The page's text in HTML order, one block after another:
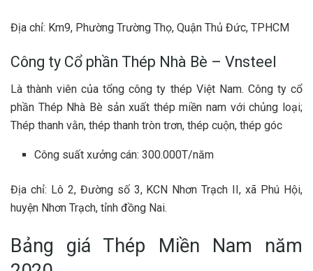
Địa chỉ: Km9, Phường Trường Thọ, Quận Thủ Đức, TPHCM
Công ty Cổ phần Thép Nhà Bè – Vnsteel
Là thành viên của tổng công ty thép Việt Nam. Công ty cổ
phần Thép Nhà Bè sản xuất thép miền nam với chủng loại;
Thép thanh vằn, thép thanh tròn trơn, thép cuộn, thép góc
Công suất xưởng cán: 300.000T/năm
Địa chỉ: Lô 2, Đường số 3, KCN Nhơn Trạch II, xã Phú Hội,
huyện Nhơn Trạch, tỉnh đồng Nai.
Bảng giá Thép Miền Nam năm